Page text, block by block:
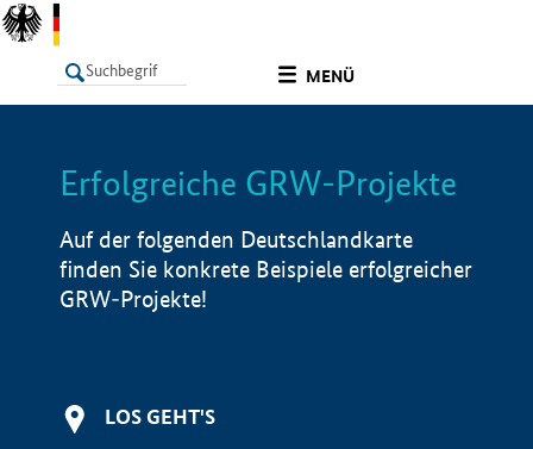
MENÜ
LISTE Info
Erfolgreiche GRW-Projekte
Auf der folgenden Deutschlandkarte
finden Sie konkrete Beispiele erfolgreicher
GRW-Projekte!
LOS GEHT'S